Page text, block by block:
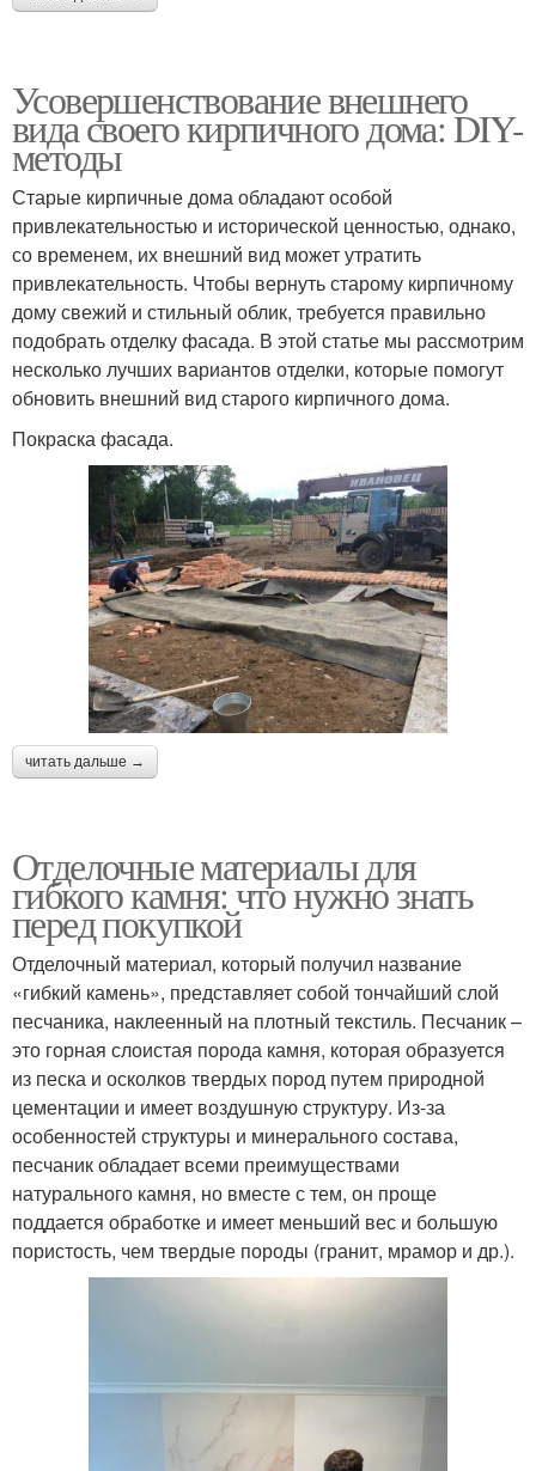
Усовершенствование внешнего
вида своего кирпичного дома: DIY-
методы
Старые кирпичные дома обладают особой
привлекательностью и исторической ценностью, однако,
со временем, их внешний вид может утратить
привлекательность. Чтобы вернуть старому кирпичному
дому свежий и стильный облик, требуется правильно
подобрать отделку фасада. В этой статье мы рассмотрим
несколько лучших вариантов отделки, которые помогут
обновить внешний вид старого кирпичного дома.
Покраска фасада.
читать дальше →
Отделочные материалы для
гибкого камня: что нужно знать
перед покупкой
Отделочный материал, который получил название
«гибкий камень», представляет собой тончайший слой
песчаника, наклеенный на плотный текстиль. Песчаник –
это горная слоистая порода камня, которая образуется
из песка и осколков твердых пород путем природной
цементации и имеет воздушную структуру. Из-за
особенностей структуры и минерального состава,
песчаник обладает всеми преимуществами
натурального камня, но вместе с тем, он проще
поддается обработке и имеет меньший вес и большую
пористость, чем твердые породы (гранит, мрамор и др.).